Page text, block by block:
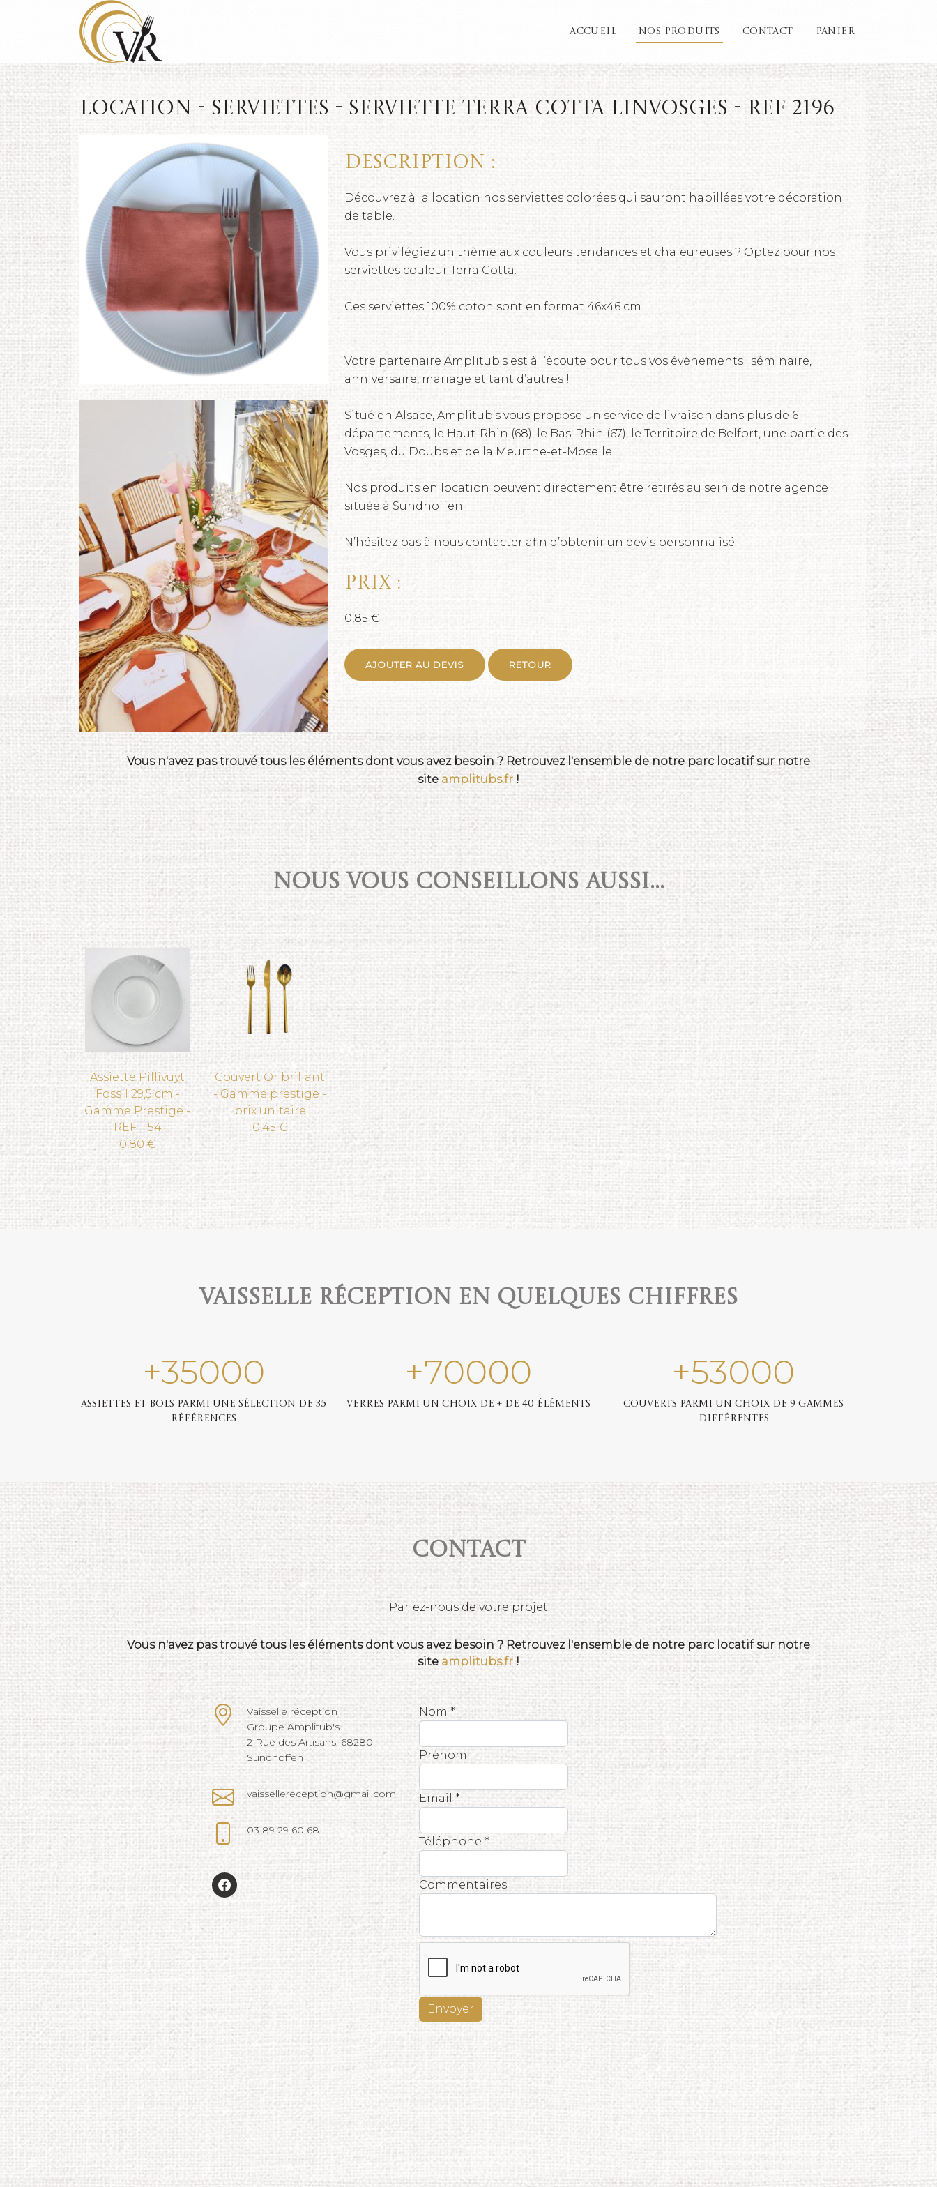
ACCUEIL NOS PRODUITS CONTACT PANIER
Location - Serviettes - Serviette Terra Cotta Linvosges - REF 2196
Description :
Découvrez à la location nos serviettes colorées qui sauront habillées votre décoration
de table.
Vous privilégiez un thème aux couleurs tendances et chaleureuses ? Optez pour nos
serviettes couleur Terra Cotta.
Ces serviettes 100% coton sont en format 46x46 cm.
Votre partenaire Amplitub's est à l’écoute pour tous vos événements : séminaire,
anniversaire, mariage et tant d’autres !
Situé en Alsace, Amplitub’s vous propose un service de livraison dans plus de 6
départements, le Haut-Rhin (68), le Bas-Rhin (67), le Territoire de Belfort, une partie des
Vosges, du Doubs et de la Meurthe-et-Moselle.
Nos produits en location peuvent directement être retirés au sein de notre agence
située à Sundhoffen.
N’hésitez pas à nous contacter afin d’obtenir un devis personnalisé.
Prix :
0,85 €
AJOUTER AU DEVIS RETOUR
Vous n'avez pas trouvé tous les éléments dont vous avez besoin ? Retrouvez l'ensemble de notre parc locatif sur notre
site amplitubs.fr !
NOUS VOUS CONSEILLONS AUSSI...
Assiette Pillivuyt
Fossil 29,5 cm -
Gamme Prestige -
REF 1154
0,80 €
Couvert Or brillant
- Gamme prestige -
prix unitaire
0,45 €
Vaisselle réception en quelques chiffres
+35000
Assiettes et bols parmi une sélection de 35
références
+70000
Verres parmi un choix de + de 40 éléments
+53000
Couverts parmi un choix de 9 gammes
différentes
Contact
Parlez-nous de votre projet
Vous n'avez pas trouvé tous les éléments dont vous avez besoin ? Retrouvez l'ensemble de notre parc locatif sur notre
site amplitubs.fr !
Vaisselle réception
Groupe Amplitub's
2 Rue des Artisans, 68280
Sundhoffen
vaissellereception@gmail.com
03 89 29 60 68
Nom *
Prénom
Email *
Téléphone *
Commentaires
Envoyer